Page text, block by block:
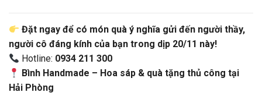
Đặt ngay để có món quà ý nghĩa gửi đến người thầy,
người cô đáng kính của bạn trong dịp 20/11 này!
Hotline: 0934 211 300
Bình Handmade – Hoa sáp & quà tặng thủ công tại
Hải Phòng